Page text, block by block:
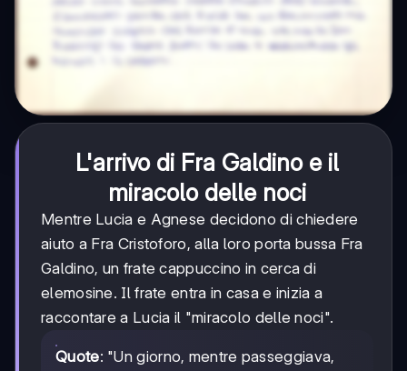
L'arrivo di Fra Galdino e il
miracolo delle noci
Mentre Lucia e Agnese decidono di chiedere
aiuto a Fra Cristoforo, alla loro porta bussa Fra
Galdino, un frate cappuccino in cerca di
elemosine. Il frate entra in casa e inizia a
raccontare a Lucia il "miracolo delle noci".
Quote: "Un giorno, mentre passeggiava,